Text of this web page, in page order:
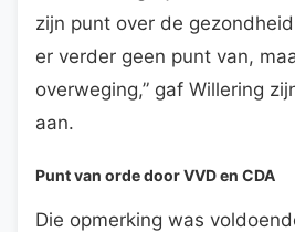
zijn punt over de
er verder geen punt van,
overweging,” gaf Willering
aan.
Punt van orde door VVD en CDA
Die opmerking was